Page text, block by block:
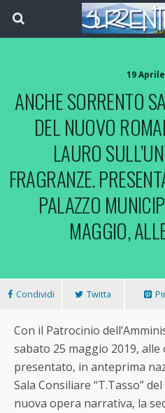
19
ANCHE SORRENTO
DEL NUOVO
LAURO
FRAGRANZE.
PALAZZO
MAGGIO,
Condividi Twitta
Con il Patrocinio
sabato 25 maggio 2019, alle
presentato, in anteprima
Sala Consiliare “T.Tasso”
nuova opera narrativa, la